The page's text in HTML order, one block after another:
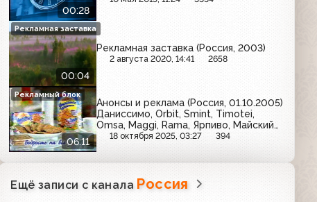
00:28
00:04
Рекламная заставка (Россия, 2003)
2 августа 2020, 14:41 2658
Рекламная заставка
06:11
Анонсы и реклама (Россия, 01.10.2005)
Даниссимо, Orbit, Smint, Timotei,
Omsa, Maggi, Rama, Ярпиво, Майский
чай, Tuborg, Centrum, ПК просто,
18 октября 2025, 03:27 394
Рекламный блок
Ещё записи с канала Россия